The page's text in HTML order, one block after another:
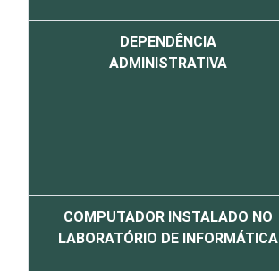
DEPENDÊNCIA
ADMINISTRATIVA
COMPUTADOR INSTALADO NO
LABORATÓRIO DE INFORMÁTICA